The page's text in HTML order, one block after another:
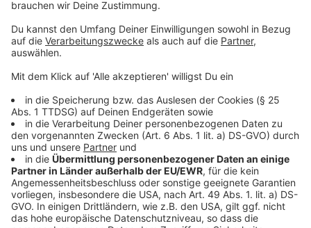
Mobilität. Daher müssen wir verantwortungsvoll mit
Lebensmitteln umgehen. Dennoch wird jährlich die
Hälfte der prodwuzierten Lebensmittel weggeworfen.
Initiativen, wie Foodsharing, die sich für die Rettung
von Lebensmitteln einsetzen, sollen besonders
unterstützt werden. Auch die Vernichtung von
Lebensmittel sollte im kommunalen Einflussgebiet
verboten
werden. Aber auch die Produktion muss ökologischer
gestaltet werden, weswegen wir eine besondere
Förderung von solidarischen und ökologischen
Landwirtschaftsbetrieben fordern. Darüber hinaus
fordern wir den Ausbau des veganen und regionalen